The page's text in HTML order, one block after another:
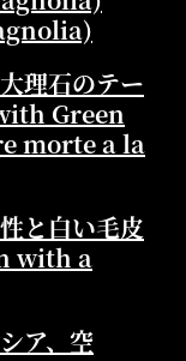
理石のテー
Green
morte a la
と白い毛皮
with a
ア、空